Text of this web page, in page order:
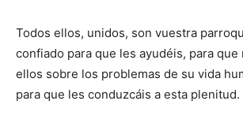
Todos ellos, unidos, son vuestra
confiado para que les ayudéis, para
ellos sobre los problemas de su vida
para que les conduzcáis a esta plenitud.